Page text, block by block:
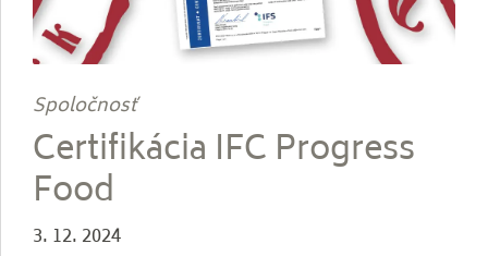
Spoločnosť
Certifikácia IFC Progress
Food
3. 12. 2024